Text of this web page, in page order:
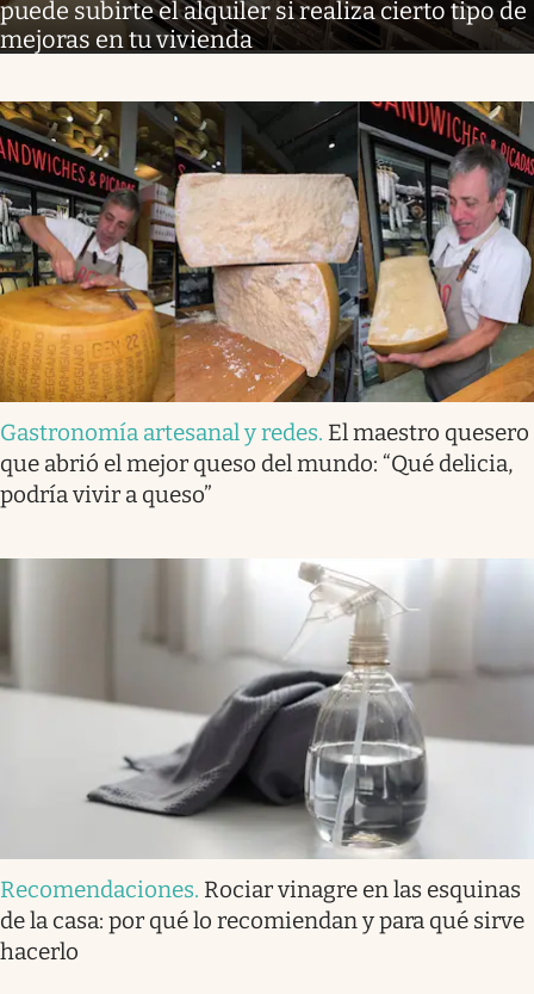
puede subirte el alquiler si realiza cierto tipo de
mejoras en tu vivienda
Gastronomía artesanal y redes. El maestro quesero
que abrió el mejor queso del mundo: “Qué delicia,
podría vivir a queso”
Recomendaciones. Rociar vinagre en las esquinas
de la casa: por qué lo recomiendan y para qué sirve
hacerlo